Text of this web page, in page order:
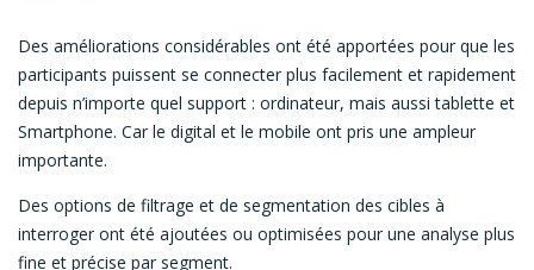
Des améliorations considérables ont été apportées pour que les
participants puissent se connecter plus facilement et rapidement
depuis n’importe quel support : ordinateur, mais aussi tablette et
Smartphone. Car le digital et le mobile ont pris une ampleur
importante.
Des options de filtrage et de segmentation des cibles à
interroger ont été ajoutées ou optimisées pour une analyse plus
fine et précise par segment.